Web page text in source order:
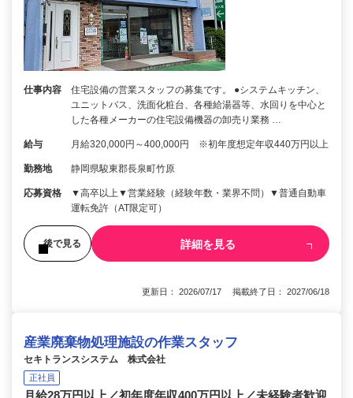
仕事内容
住宅設備の営業スタッフの募集です。 ●システムキッチン、
ユニットバス、洗面化粧台、各種給湯器等、水回りを中心と
した各種メーカーの住宅設備機器の卸売り業務 …
給与 月給320,000円～400,000円 ※初年度想定年収440万円以上
勤務地 静岡県駿東郡長泉町竹原
応募資格
▼高卒以上▼営業経験（経験年数・業界不問）▼普通自動車
運転免許（AT限定可）
後で見る 詳細を見る
更新日： 2026/07/17 掲載終了日： 2027/06/18
産業廃棄物処理施設の作業スタッフ
セキトランスシステム 株式会社
正社員